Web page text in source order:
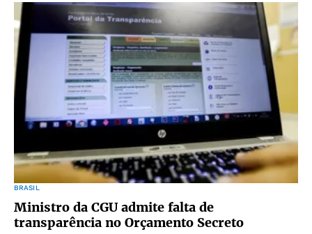
BRASIL
Ministro da CGU admite falta de
transparência no Orçamento Secreto